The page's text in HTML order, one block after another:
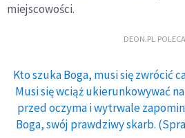
miejscowości.
DEON.PL POLECA
Kto szuka Boga, musi się zwrócić
Musi się wciąż ukierunkowywać
przed oczyma i wytrwale
Boga, swój prawdziwy skarb.